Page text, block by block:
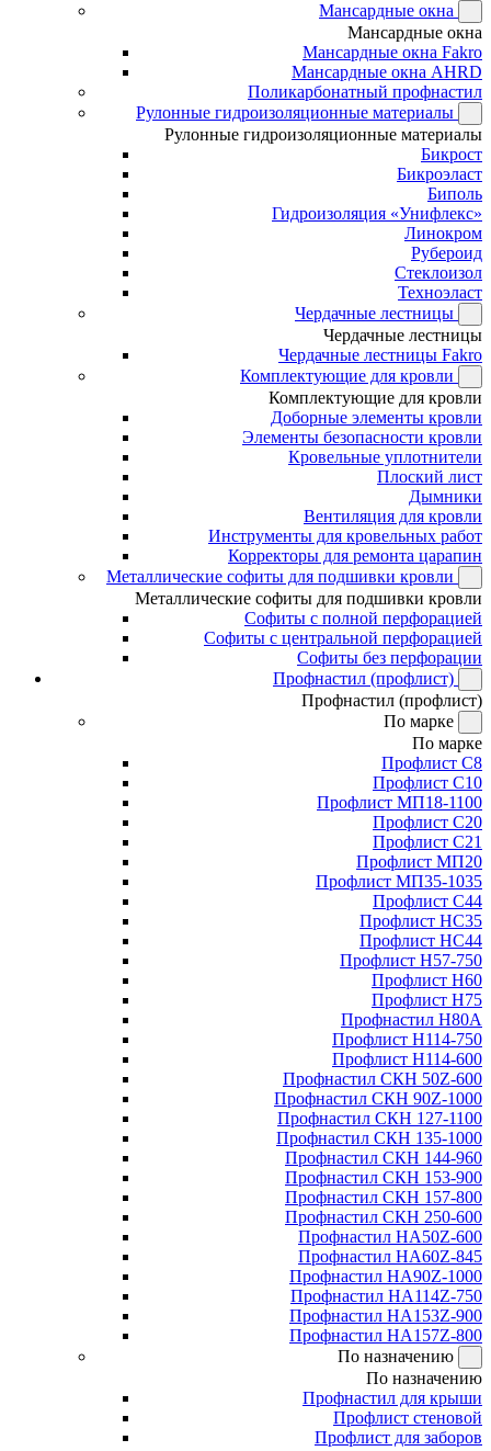
Мансардные окна
Мансардные окна
Мансардные окна Fakro
Мансардные окна AHRD
Поликарбонатный профнастил
Рулонные гидроизоляционные материалы
Рулонные гидроизоляционные материалы
Бикрост
Бикроэласт
Биполь
Гидроизоляция «Унифлекс»
Линокром
Рубероид
Стеклоизол
Техноэласт
Чердачные лестницы
Чердачные лестницы
Чердачные лестницы Fakro
Комплектующие для кровли
Комплектующие для кровли
Доборные элементы кровли
Элементы безопасности кровли
Кровельные уплотнители
Плоский лист
Дымники
Вентиляция для кровли
Инструменты для кровельных работ
Корректоры для ремонта царапин
Металлические софиты для подшивки кровли
Металлические софиты для подшивки кровли
Софиты с полной перфорацией
Софиты с центральной перфорацией
Софиты без перфорации
Профнастил (профлист)
Профнастил (профлист)
По марке
По марке
Профлист С8
Профлист С10
Профлист МП18-1100
Профлист С20
Профлист С21
Профлист МП20
Профлист МП35-1035
Профлист С44
Профлист НС35
Профлист НС44
Профлист Н57-750
Профлист Н60
Профлист Н75
Профнастил Н80А
Профлист Н114-750
Профлист Н114-600
Профнастил СКН 50Z-600
Профнастил СКН 90Z-1000
Профнастил СКН 127-1100
Профнастил СКН 135-1000
Профнастил СКН 144-960
Профнастил СКН 153-900
Профнастил СКН 157-800
Профнастил СКН 250-600
Профнастил НА50Z-600
Профнастил НА60Z-845
Профнастил НА90Z-1000
Профнастил НА114Z-750
Профнастил НА153Z-900
Профнастил НА157Z-800
По назначению
По назначению
Профнастил для крыши
Профлист стеновой
Профлист для заборов